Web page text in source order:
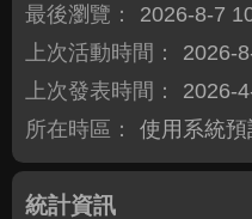
最後瀏覽：
2026-8-7
上次活動時間：
2026-
上次發表時間：
2026-
所在時區：
使用系統預
統計資訊